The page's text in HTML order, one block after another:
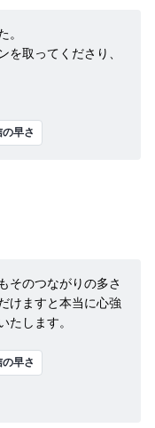
。
を取ってくださり、
早さ
そのつながりの多さ
けますと本当に心強
たします。
早さ